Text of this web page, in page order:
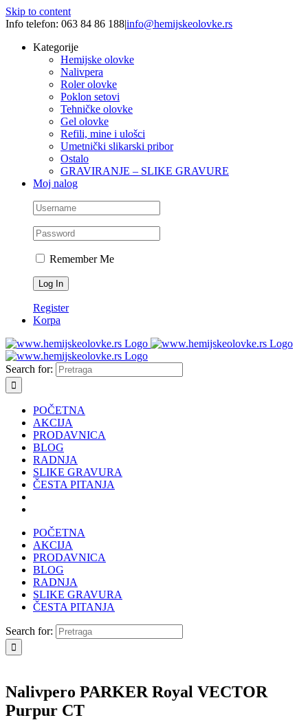
Skip to content
Info telefon: 063 84 86 188|info@hemijskeolovke.rs
Kategorije
Hemijske olovke
Nalivpera
Roler olovke
Poklon setovi
Tehničke olovke
Gel olovke
Refili, mine i ulošci
Umetnički slikarski pribor
Ostalo
GRAVIRANJE – SLIKE GRAVURE
Moj nalog
Remember Me
Register
Korpa
Search for:
POČETNA
AKCIJA
PRODAVNICA
BLOG
RADNJA
SLIKE GRAVURA
ČESTA PITANJA
POČETNA
AKCIJA
PRODAVNICA
BLOG
RADNJA
SLIKE GRAVURA
ČESTA PITANJA
Search for:
Nalivpero PARKER Royal VECTOR
Purpur CT